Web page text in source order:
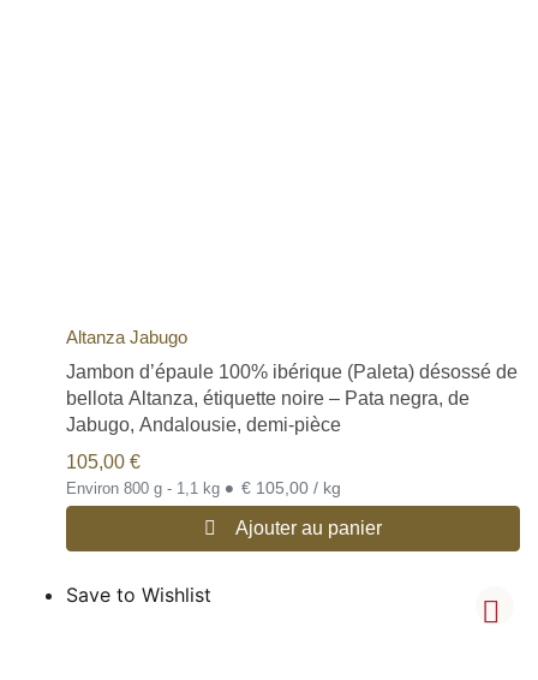
Altanza Jabugo
Jambon d’épaule 100% ibérique (Paleta) désossé de
bellota Altanza, étiquette noire – Pata negra, de
Jabugo, Andalousie, demi-pièce
105,00 €
Environ 800 g - 1,1 kg • € 105,00 / kg
Ajouter au panier
Save to Wishlist